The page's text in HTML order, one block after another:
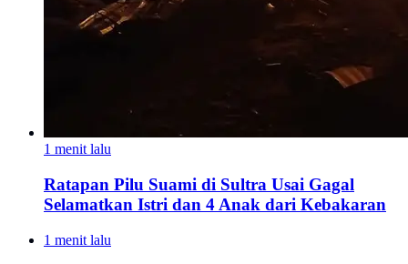
1 menit lalu
Ratapan Pilu Suami di Sultra Usai Gagal
Selamatkan Istri dan 4 Anak dari Kebakaran
1 menit lalu